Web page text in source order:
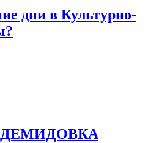
дни в Культурно-